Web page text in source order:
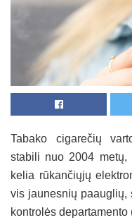
Tabako cigarečių
stabili nuo 2004 metų,
kelia rūkančiųjų
vis jaunesnių paauglių,
kontrolės departamento